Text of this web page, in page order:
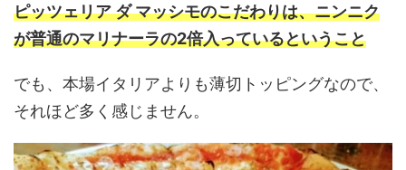
ピッツェリア ダ マッシモのこだわりは、ニンニク
が普通のマリナーラの2倍入っているということ
でも、本場イタリアよりも薄切トッピングなので、
それほど多く感じません。